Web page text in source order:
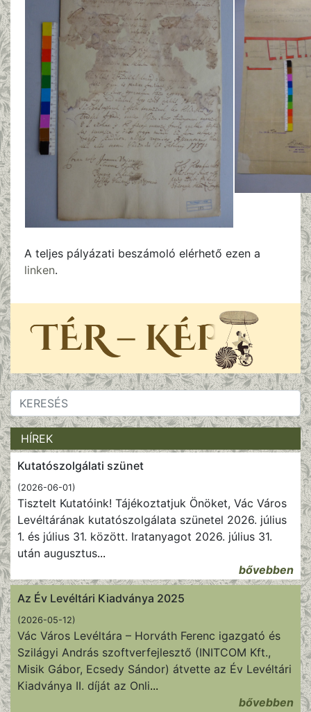
HÍREK
Kutatószolgálati szünet
(2026-06-01)
Tisztelt Kutatóink! Tájékoztatjuk Önöket, Vác Város
Levéltárának kutatószolgálata szünetel 2026. július
1. és július 31. között. Iratanyagot 2026. július 31.
után augusztus...
bővebben
Az Év Levéltári Kiadványa 2025
(2026-05-12)
Vác Város Levéltára – Horváth Ferenc igazgató és
Szilágyi András szoftverfejlesztő (INITCOM Kft.,
Misik Gábor, Ecsedy Sándor) átvette az Év Levéltári
Kiadványa II. díját az Onli...
bővebben
A teljes pályázati beszámoló elérhető ezen a
linken.